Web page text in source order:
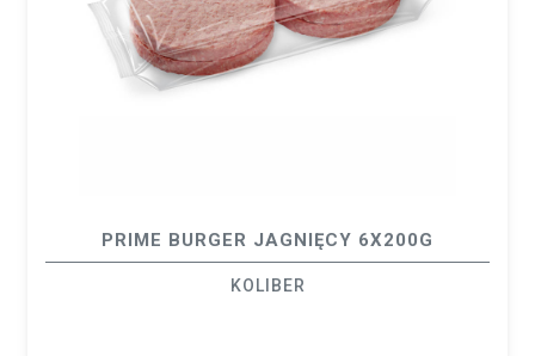
PRIME BURGER JAGNIĘCY 6X200G
KOLIBER